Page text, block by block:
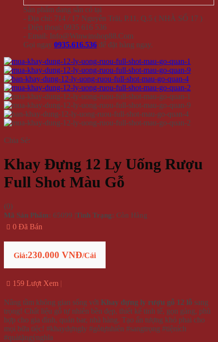
Sản phẩm đang sẵn có tại
- Địa chỉ: 714 / 17 Nguyễn Trãi, P.11, Q.5 ( NHÀ SỐ 17 )
- Điện thoại: 0935 616 536
- Email: Info@Winwinshop88.Com
Gọi ngay 0935.616.536 để đặt hàng ngay.
Chia Sẻ:
Khay Đựng 12 Ly Uống Rượu
Full Shot Màu Gỗ
(0)
Mã Sản Phẩm: 65099 |Tình Trạng: Còn Hàng
0 Đã Bán
Giá:230.000 VNĐ/Cái
159 Lượt Xem
Nâng tầm không gian sống với Khay đựng ly rượu gỗ 12 lỗ sang
trọng! Chất liệu gỗ tự nhiên bền đẹp, thiết kế tinh tế, gọn gàng, phù
hợp cho gia đình, quán bar, nhà hàng. Tạo ấn tượng khó phai cho
mọi bữa tiệc! #khaydựngly #gỗtựnhiên #sangtrọng #tiệních
#quàtặngýnghĩa